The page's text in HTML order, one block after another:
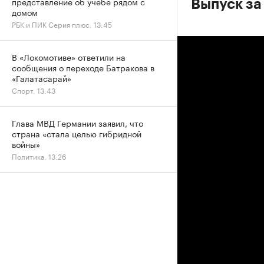
Выпуск
домом
РБК и ПИК Серия плюс, 13:45
В «Локомотиве» ответили на
сообщения о переходе Батракова в
«Галатасарай»
Спорт, 13:43
Глава МВД Германии заявил, что
страна «стала целью гибридной
войны»
Политика, 13:26